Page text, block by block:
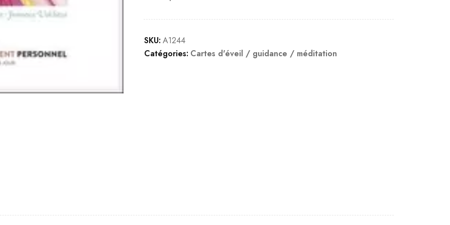
SKU: A1244
Catégories: Cartes d'éveil / guidance / méditation